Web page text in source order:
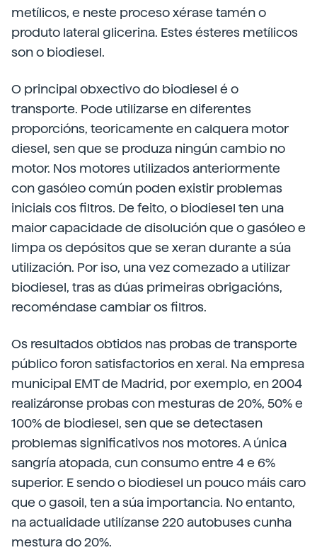
metílicos, e neste proceso xérase tamén o
produto lateral glicerina. Estes ésteres metílicos
son o biodiesel.
O principal obxectivo do biodiesel é o
transporte. Pode utilizarse en diferentes
proporcións, teoricamente en calquera motor
diesel, sen que se produza ningún cambio no
motor. Nos motores utilizados anteriormente
con gasóleo común poden existir problemas
iniciais cos filtros. De feito, o biodiesel ten una
maior capacidade de disolución que o gasóleo e
limpa os depósitos que se xeran durante a súa
utilización. Por iso, una vez comezado a utilizar
biodiesel, tras as dúas primeiras obrigacións,
recoméndase cambiar os filtros.
Os resultados obtidos nas probas de transporte
público foron satisfactorios en xeral. Na empresa
municipal EMT de Madrid, por exemplo, en 2004
realizáronse probas con mesturas de 20%, 50% e
100% de biodiesel, sen que se detectasen
problemas significativos nos motores. A única
sangría atopada, cun consumo entre 4 e 6%
superior. E sendo o biodiesel un pouco máis caro
que o gasoil, ten a súa importancia. No entanto,
na actualidade utilízanse 220 autobuses cunha
mestura do 20%.